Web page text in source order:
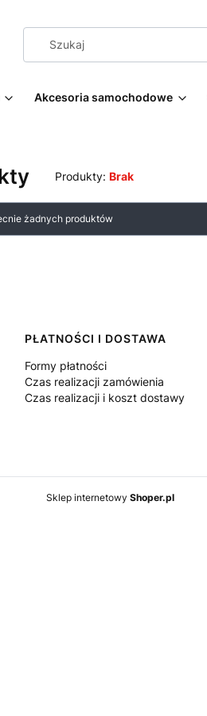
Akcesoria samochodowe
Produkty: Brak
żadnych produktów
PŁATNOŚCI I DOSTAWA
Formy płatności
Czas realizacji zamówienia
Czas realizacji i koszt dostawy
Sklep internetowy Shoper.pl